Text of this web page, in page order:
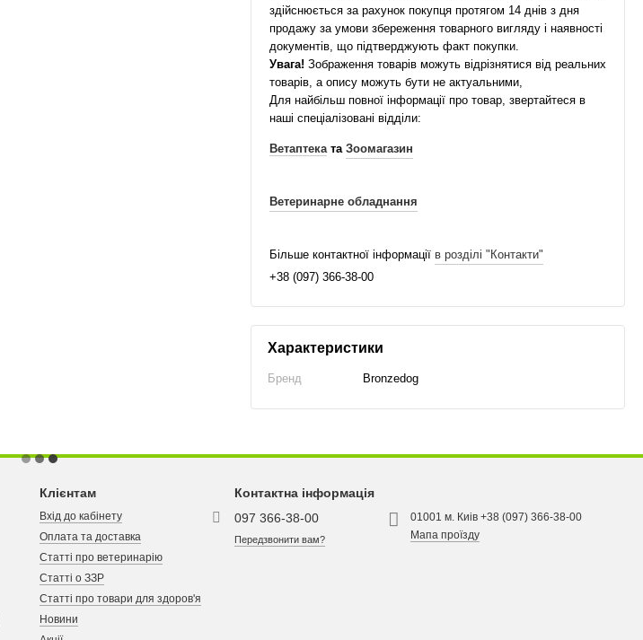
здійснюється за рахунок покупця протягом 14 днів з дня
продажу за умови збереження товарного вигляду і наявності
документів, що підтверджують факт покупки.
Увага! Зображення товарів можуть відрізнятися від реальних
товарів, а опису можуть бути не актуальними,
Для найбільш повної інформації про товар, звертайтеся в
наші спеціалізовані відділи:
Ветаптеката Зоомагазин
Ветеринарне обладнання
Більше контактної інформації в розділі "Контакти"
+38 (097) 366-38-00
Характеристики
Бренд Bronzedog
Клієнтам
Вхід до кабінету
Оплата та доставка
Статті про ветеринарію
Статті о ЗЗР
Статті про товари для здоров'я
Новини
Контактна інформація
097 366-38-00
Передзвонити вам?
01001 м. Киів +38 (097) 366-38-00
Мапа проїзду